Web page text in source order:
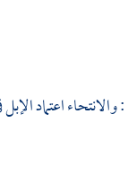
: والانتحاء اعتماد